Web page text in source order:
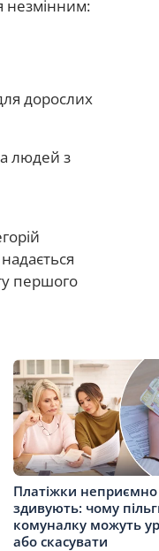
незмінним:
дорослих
людей з
першого
Платіжки неприємно
здивують: чому
комуналку можуть
або скасувати